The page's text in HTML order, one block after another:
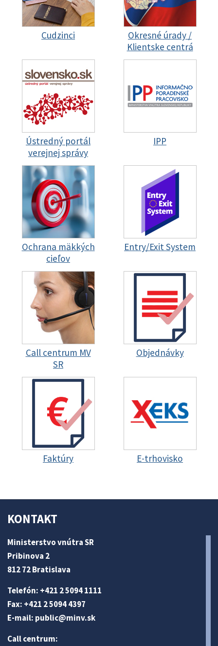
Cudzinci
Okresné úrady /
Klientske centrá
Ústredný portál
verejnej správy
IPP
Ochrana mäkkých
cieľov
Entry/Exit System
Call centrum MV
SR
Objednávky
Faktúry E-trhovisko
KONTAKT
Ministerstvo vnútra SR
Pribinova 2
812 72 Bratislava
Telefón: +421 2 5094 1111
Fax: +421 2 5094 4397
E-mail: public@minv.sk
Call centrum: